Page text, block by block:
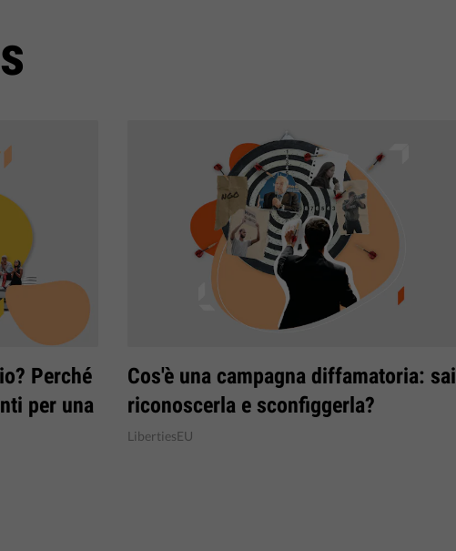
Perché
per una
Cos'è una campagna diffamatoria: sai
riconoscerla e sconfiggerla?
LibertiesEU